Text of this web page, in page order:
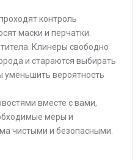
контроль
маски и перчатки.
Клинеры свободно
и стараются выбирать
уменьшить вероятность
вместе с вами,
меры и
чистыми и безопасными.